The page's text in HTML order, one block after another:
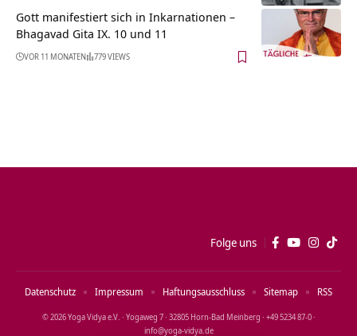
Gott manifestiert sich in Inkarnationen –
Bhagavad Gita IX. 10 und 11
VOR 11 MONATEN 779 VIEWS
Folge uns
© 2026 Yoga Vidya e.V. · Yogaweg 7 · 32805 Horn‑Bad Meinberg · +49 5234 87‑0 ·
info@yoga‑vidya.de
Datenschutz Impressum Haftungsausschluss Sitemap RSS